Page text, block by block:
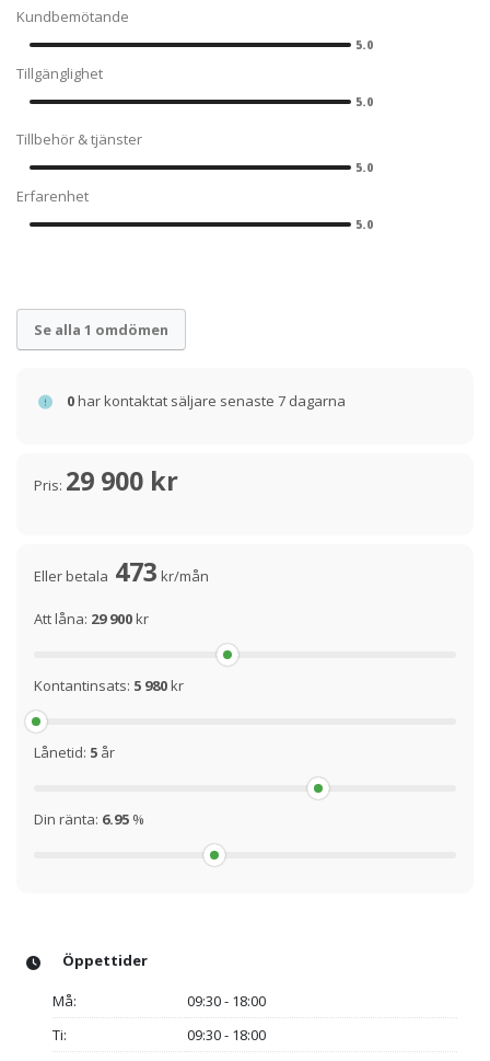
Kundbemötande
5.0
Tillgänglighet
5.0
Tillbehör & tjänster
5.0
Erfarenhet
5.0
Se alla 1 omdömen
0har kontaktat säljare senaste 7 dagarna
Pris: 29 900 kr
Eller betala 473 kr/mån
Att låna: 29 900kr
Kontantinsats: 5 980kr
Lånetid: 5 år
Din ränta: 6.95 %
Öppettider
Må:
09:30 - 18:00
Ti:
09:30 - 18:00